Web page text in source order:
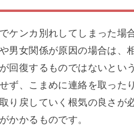
ケンカ別れしてしまった場
男女関係が原因の場合は
回復するものではないとい
ず、こまめに連絡を取った
り戻していく根気の良さが
かかるものです。